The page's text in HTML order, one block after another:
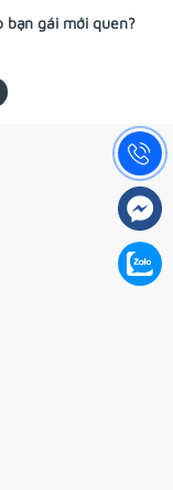
bạn gái mới quen?